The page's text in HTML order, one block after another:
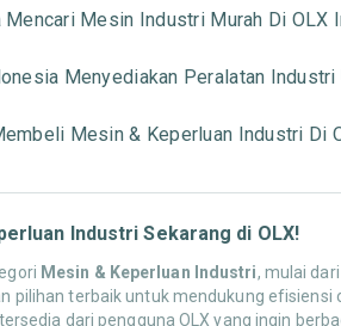
Mencari Mesin Industri Murah Di OLX
Menyediakan Peralatan
Mesin & Keperluan Industri Di
Industri Sekarang di OLX!
Mesin & Keperluan Industri, mulai
pilihan terbaik untuk mendukung
dari pengguna OLX yang ingin